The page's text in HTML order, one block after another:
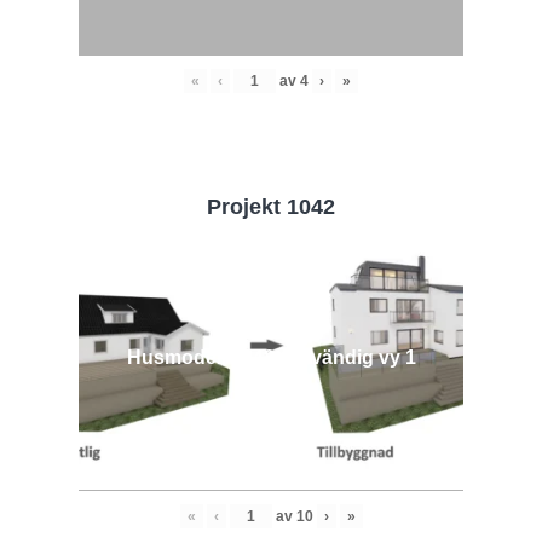
« ‹ av 4 › »
Projekt 1042
Husmodell 1042 - Utvändig vy 1
« ‹ av 10 › »